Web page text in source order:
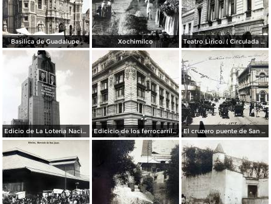
Basilica de Guadalupe. Xochimilco Teatro Lirico. ( Circulada el 1 de Agosto de 1926 ).
Edicio de La Loteria Nacional Ciudad de México Abril de 1964 Edicicio de los ferrocarriles. El cruzero puente de San Francisco y Guardiola por el fotografo Felix Miret.